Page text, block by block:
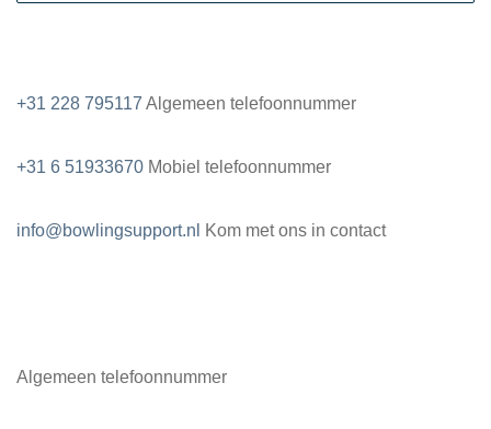
+31 228 795117 Algemeen telefoonnummer
+31 6 51933670 Mobiel telefoonnummer
info@bowlingsupport.nl Kom met ons in contact
Algemeen telefoonnummer